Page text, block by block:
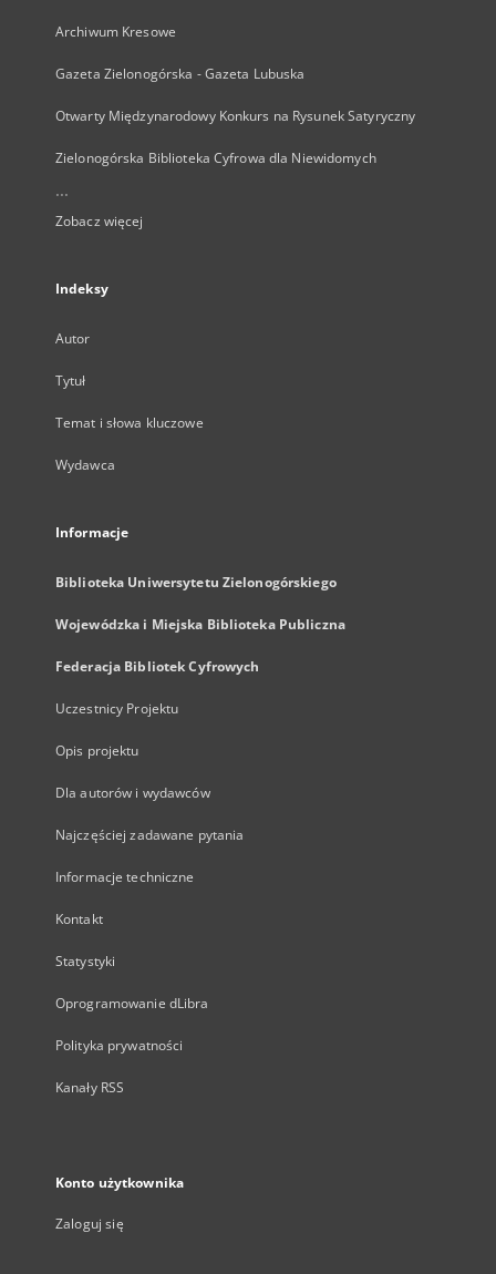
Archiwum Kresowe
Gazeta Zielonogórska - Gazeta Lubuska
Otwarty Międzynarodowy Konkurs na Rysunek Satyryczny
Zielonogórska Biblioteka Cyfrowa dla Niewidomych
...
Zobacz więcej
Indeksy
Autor
Tytuł
Temat i słowa kluczowe
Wydawca
Informacje
Biblioteka Uniwersytetu Zielonogórskiego
Wojewódzka i Miejska Biblioteka Publiczna
Federacja Bibliotek Cyfrowych
Uczestnicy Projektu
Opis projektu
Dla autorów i wydawców
Najczęściej zadawane pytania
Informacje techniczne
Kontakt
Statystyki
Oprogramowanie dLibra
Polityka prywatności
Kanały RSS
Konto użytkownika
Zaloguj się